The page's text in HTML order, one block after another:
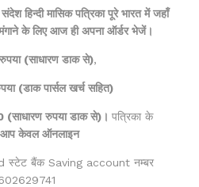
हिन्दी मासिक पत्रिका पूरे भारत में जहाँ
के लिए आज ही अपना ऑर्डर भेजें।
(साधारण डाक से),
(डाक पार्सल खर्च सहित)
(साधारण रुपया डाक से)। पत्रिका के
आप केवल ऑनलाइन
स्टेट बैंक Saving account नम्बर